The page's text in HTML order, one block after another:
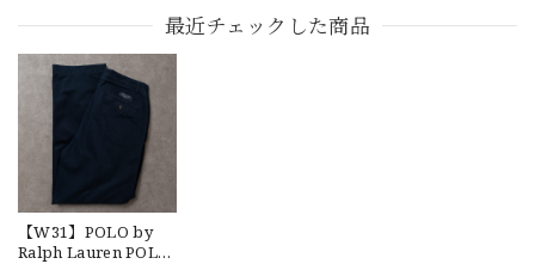
DSA
2026/07/16
なかなか見つからないこの色味が本当に好きです！ありがと
うございました！
2026/07/14
パンツ No.26
ショーツ ショートパ
ンツ ユーズド クラシ
ルフローレン ショー
トパンツ ユーズド ク
最近チェックした商品
【W31】POLO by
Ralph Lauren POLO